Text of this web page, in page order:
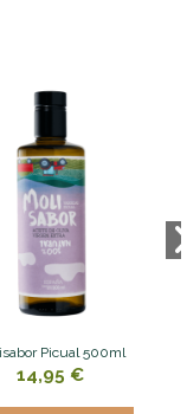
Picual 500ml
14,95 €